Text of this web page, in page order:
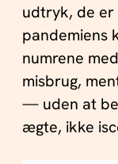
udtryk, de er
numrene
misbrug,
— uden at
ægte, ikke